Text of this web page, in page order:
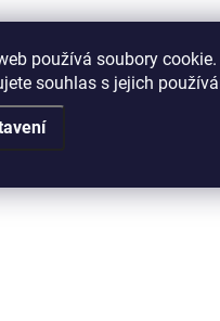
používá soubory
souhlas s jejich
mikrovláknem